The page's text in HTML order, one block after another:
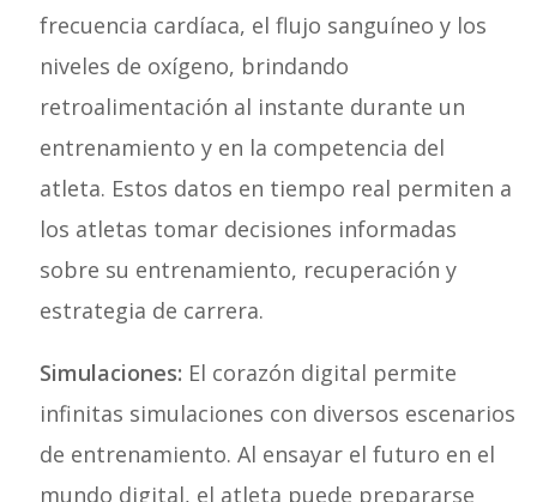
frecuencia cardíaca, el flujo sanguíneo y los
niveles de oxígeno, brindando
retroalimentación al instante durante un
entrenamiento y en la competencia del
atleta. Estos datos en tiempo real permiten a
los atletas tomar decisiones informadas
sobre su entrenamiento, recuperación y
estrategia de carrera.
Simulaciones: El corazón digital permite
infinitas simulaciones con diversos escenarios
de entrenamiento. Al ensayar el futuro en el
mundo digital, el atleta puede prepararse